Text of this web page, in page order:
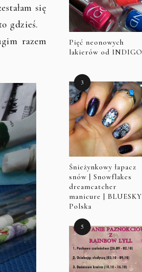
się
gdzieś.
razem
Pięć neonowych
lakierów od INDIGO
Śnieżynkowy łapacz
snów | Snowflakes
dreamcatcher
manicure | BLUESKY
Polska